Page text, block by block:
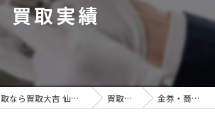
買取実績
宮城県仙台市の買取なら買取大吉 仙台泉中央店 買取実績 金券・商品券